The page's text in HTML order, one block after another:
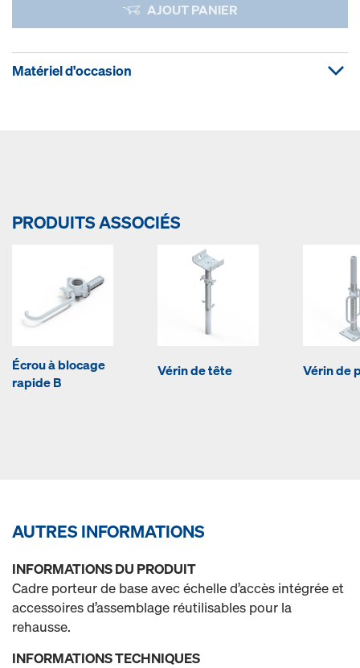
AJOUT PANIER
Matériel d'occasion
PRODUITS ASSOCIÉS
Écrou à blocage
rapide B
Vérin de tête Vérin de
AUTRES INFORMATIONS
INFORMATIONS DU PRODUIT
Cadre porteur de base avec échelle d’accès intégrée et
accessoires d’assemblage réutilisables pour la
rehausse.
INFORMATIONS TECHNIQUES